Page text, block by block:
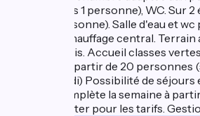
réduite (3 lits 1 personne), WC. Sur 2
(42 lits 1 personne). Salle d'eau et
chambre. Chauffage central.
Draps fournis. Accueil classes
Séminaire à partir de 20 personnes
repas du midi) Possibilité de
pension complète la semaine à
nous consulter pour les tarifs.